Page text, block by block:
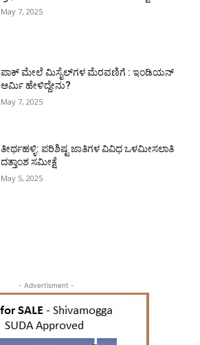
May 7, 2025
ಪಾಕ್​ ಮೇಲೆ ಮಿಸೈಲ್​ಗಳ ಮೆರವಣಿಗೆ : ಇಂಡಿಯನ್
ಆರ್ಮಿ ಹೇಳಿದ್ದೇನು?
May 7, 2025
ತೀರ್ಥಹಳ್ಳಿ: ಪರಿಶಿಷ್ಟ ಜಾತಿಗಳ ವಿವಿಧ ಒಳಮೀಸಲಾತಿ
ದತ್ತಾಂಶ ಸಮೀಕ್ಷೆ
May 5, 2025
- Advertisment -